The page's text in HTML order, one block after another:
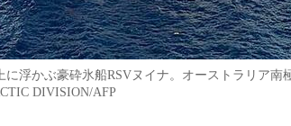
浮かぶ豪砕氷船RSVヌイナ。オーストラリア南
DIVISION/AFP